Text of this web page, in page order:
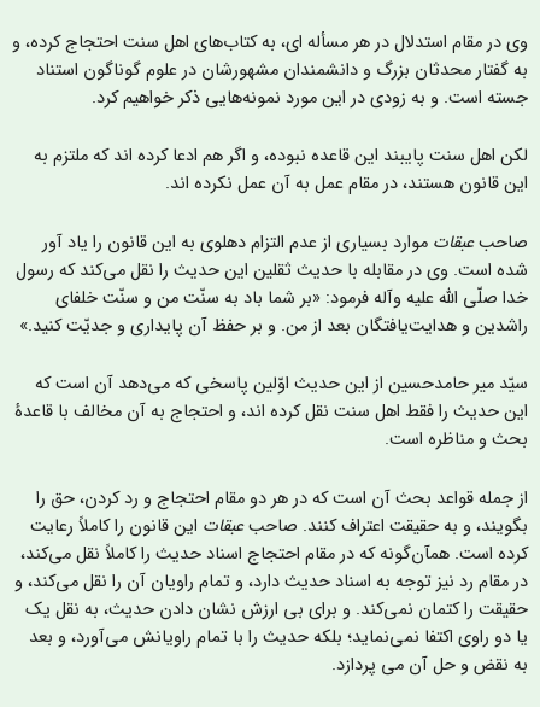
در مقام استدلال در هر مسأله ای، به کتاب‌های اهل سنت احتجاج کرده، و
گفتار محدثان بزرگ و دانشمندان مشهورشان در علوم گوناگون استناد
است. و به زودی در این مورد نمونه‌هایی ذکر خواهیم کرد.
اهل سنت پایبند این قاعده نبوده، و اگر هم ادعا کرده اند که ملتزم به
قانون هستند، در مقام عمل به آن عمل نکرده اند.
عبقاتموارد بسیاری از عدم التزام دهلوی به این قانون را یاد آور
است. وی در مقابله با حدیث ثقلین این حدیث را نقل می‌کند که رسول
صلّی الله علیه وآله فرمود: «بر شما باد به سنّت من و سنّت خلفای
و هدایت‌یافتگان بعد از من. و بر حفظ آن پایداری و جدیّت کنید.»
میر حامد‌حسین از این حدیث اوّلین پاسخی که می‌دهد آن است که
حدیث را فقط اهل سنت نقل کرده اند، و احتجاج به آن مخالف با قاعدۀ
و مناظره است.
جمله قواعد بحث آن است که در هر دو مقام احتجاج و رد کردن، حق را
و به حقیقت اعتراف کنند. صاحبعبقاتاین قانون را کاملاً رعایت
است. همآن‌گونه که در مقام احتجاج اسناد حدیث را کاملاً نقل می‌کند،
مقام رد نیز توجه به اسناد حديث دارد، و تمام راویان آن را نقل می‌کند، و
را کتمان نمی‌کند. و برای بی ارزش نشان دادن حدیث، به نقل یک
دو راوی اکتفا نمی‌نماید؛ بلکه حدیث را با تمام راویانش می‌آورد، و بعد
نقض و حل آن می پردازد.